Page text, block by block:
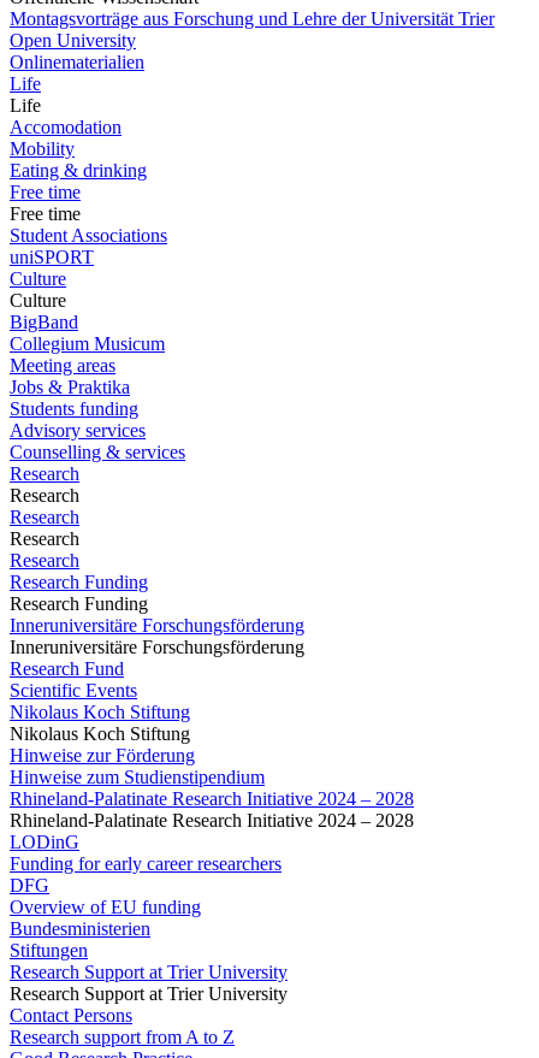
Montagsvorträge aus Forschung und Lehre der Universität Trier
Open University
Onlinematerialien
Life
Life
Accomodation
Mobility
Eating & drinking
Free time
Free time
Student Associations
uniSPORT
Culture
Culture
BigBand
Collegium Musicum
Meeting areas
Jobs & Praktika
Students funding
Advisory services
Counselling & services
Research
Research
Research
Research
Research
Research Funding
Research Funding
Inneruniversitäre Forschungsförderung
Inneruniversitäre Forschungsförderung
Research Fund
Scientific Events
Nikolaus Koch Stiftung
Nikolaus Koch Stiftung
Hinweise zur Förderung
Hinweise zum Studienstipendium
Rhineland-Palatinate Research Initiative 2024 – 2028
Rhineland-Palatinate Research Initiative 2024 – 2028
LODinG
Funding for early career researchers
DFG
Overview of EU funding
Bundesministerien
Stiftungen
Research Support at Trier University
Research Support at Trier University
Contact Persons
Research support from A to Z